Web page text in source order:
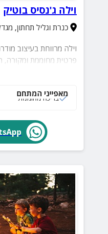
וילה ג'נסיס בוטיק
כנרת וגליל תחתון,
וילה מרווחת בעיצוב
פרטית מחוממת ומקורה,
ומדשאה ירוקה, נוף
מאפייני המתחם
בריכה מחוממת